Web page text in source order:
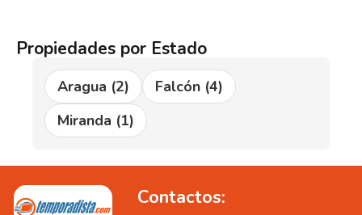
Propiedades por Estado
Aragua (2) Falcón (4)
Miranda (1)
Contactos: